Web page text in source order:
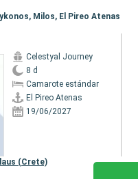
Milos, El Pireo Atenas
Celestyal Journey
8 d
Camarote estándar
El Pireo Atenas
19/06/2027
(Crete)